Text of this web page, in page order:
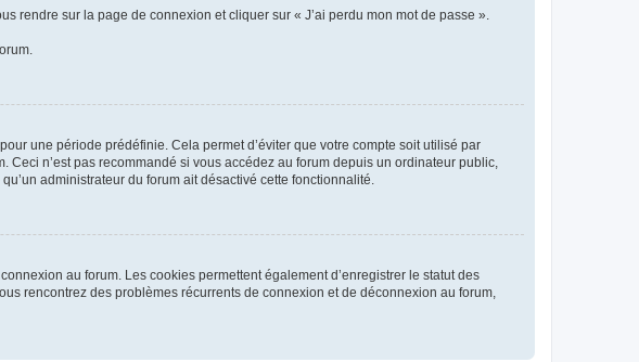
rendre sur la page de connexion et cliquer sur « J’ai perdu mon mot de passe ».
une période prédéfinie. Cela permet d’éviter que votre compte soit utilisé par
n’est pas recommandé si vous accédez au forum depuis un ordinateur public,
administrateur du forum ait désactivé cette fonctionnalité.
au forum. Les cookies permettent également d’enregistrer le statut des
rencontrez des problèmes récurrents de connexion et de déconnexion au forum,